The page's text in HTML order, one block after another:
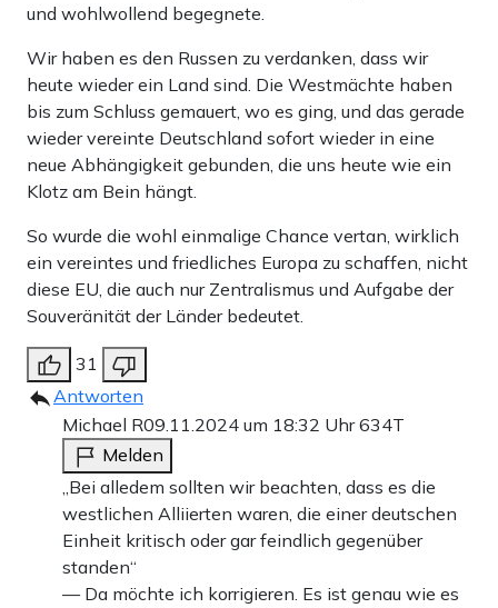
Pressekonferenz. Der eine sagt zum anderen: „Eigentlich
müssten wir uns jetzt besaufen.“ Im Flugzeug hebt Kohl
dann endlich das Glas – „auf Deutschland“. Aber erst
muss die Einheit noch gemacht werden.
Die kommt im Rekordtempo – vom Ja Gorbatschows bis
wenige Monate. Dass man die Einheit so schnell
umsetzen könnte, hätte niemand geglaubt. Und auch,
wenn die eigentlich schon absurd schnelle Vereinigung
zweier gänzlich unterschiedlicher Staaten auch viele
Schäden verursacht hat – dass man sie umsetzte, ist das
historische Verdienst Helmut Kohls. Das Zeitfenster war
eng – kurz nach der Einheit setzten Putschisten
Gorbatschow ab, mit ihm wäre auch die Gelegenheit zur
Einheit weggewesen.
Wer heute, am neunten November, an den Mauerfall
und wohlwollend begegnete.
Wir haben es den Russen zu verdanken, dass wir
heute wieder ein Land sind. Die Westmächte haben
bis zum Schluss gemauert, wo es ging, und das gerade
wieder vereinte Deutschland sofort wieder in eine
neue Abhängigkeit gebunden, die uns heute wie ein
Klotz am Bein hängt.
So wurde die wohl einmalige Chance vertan, wirklich
ein vereintes und friedliches Europa zu schaffen, nicht
diese EU, die auch nur Zentralismus und Aufgabe der
Souveränität der Länder bedeutet.
31
Antworten
Michael R09.11.2024 um 18:32 Uhr634T
Melden
„Bei alledem sollten wir beachten, dass es die
westlichen Alliierten waren, die einer deutschen
Einheit kritisch oder gar feindlich gegenüber
standen“
— Da möchte ich korrigieren. Es ist genau wie es